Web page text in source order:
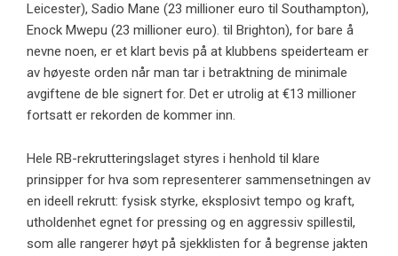
Leicester), Sadio Mane (23 millioner euro til Southampton),
Enock Mwepu (23 millioner euro). til Brighton), for bare å
nevne noen, er et klart bevis på at klubbens speiderteam er
av høyeste orden når man tar i betraktning de minimale
avgiftene de ble signert for. Det er utrolig at €13 millioner
fortsatt er rekorden de kommer inn.
Hele RB-rekrutteringslaget styres i henhold til klare
prinsipper for hva som representerer sammensetningen av
en ideell rekrutt: fysisk styrke, eksplosivt tempo og kraft,
utholdenhet egnet for pressing og en aggressiv spillestil,
som alle rangerer høyt på sjekklisten for å begrense jakten